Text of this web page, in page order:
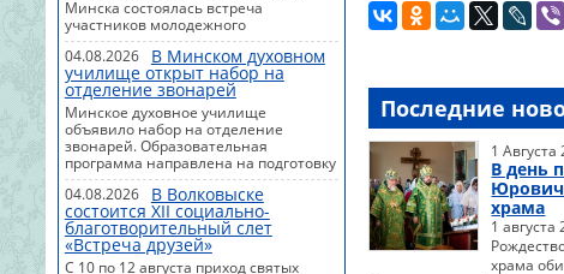
на природе;21 августа, 18.00 - встреча
на тему "Духовное и
материальное";23 августа, 16.00 -
встреча в формате "Голос Цер...
Минска состоялась встреча
участников молодежного
объединения «Логос» с протоиереем
Александром Прониным.В теплой и
дружеской атмосфере участники
беседовали на самые разные темы -
говорили о вере, жизни,
взаимоотношениях, делились
мыслями, задавали вопросы и вместе
искали ответы. Такие встречи
становятся важным пространством
для открытого общения, взаимной
поддержки и духовного роста.Не
обошлось и без планов на будущее: в
ходе встречи ...
04.08.2026 В Минском духовном
училище открыт набор на
отделение звонарей
Минское духовное училище
объявило набор на отделение
звонарей. Образовательная
программа направлена на подготовку
специалистов для приходов Русской
Православной Церкви по
специальности "Звонарное дело" с
присвоением квалификации
"церковный звонарь".Обучение
проводится в вечерней форме, что
04.08.2026 В Волковыске
состоится XII социально-
благотворительный слет
«Встреча друзей»
С 10 по 12 августа приход святых
Последние
1 Августа
В день
храма
1
храма